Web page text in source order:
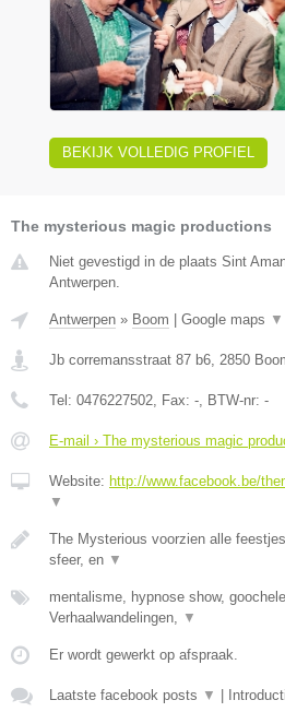
BEKIJK VOLLEDIG PROFIEL
The mysterious magic productions
Niet gevestigd in de plaats Sint
Antwerpen.
Antwerpen » Boom Google maps ▼
Jb corremansstraat 87 b6, 2850
Tel: 0476227502, Fax: -, BTW-nr: -
E-mail › The mysterious magic
Website: http://www.facebook.be/
▼
The Mysterious voorzien alle
sfeer, en ▼
mentalisme, hypnose show,
Verhaalwandelingen, ▼
Er wordt gewerkt op afspraak.
Laatste facebook posts ▼